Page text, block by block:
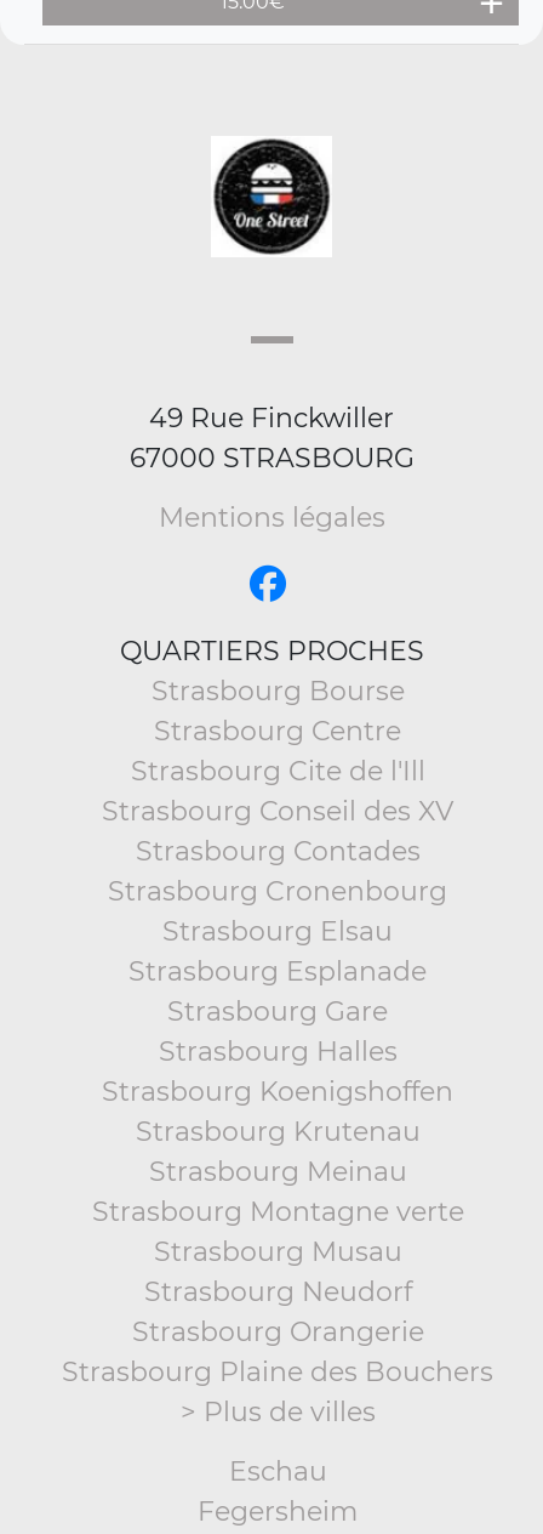
49 Rue Finckwiller
67000 STRASBOURG
Mentions légales
QUARTIERS PROCHES
Strasbourg Bourse
Strasbourg Centre
Strasbourg Cite de l'Ill
Strasbourg Conseil des XV
Strasbourg Contades
Strasbourg Cronenbourg
Strasbourg Elsau
Strasbourg Esplanade
Strasbourg Gare
Strasbourg Halles
Strasbourg Koenigshoffen
Strasbourg Krutenau
Strasbourg Meinau
Strasbourg Montagne verte
Strasbourg Musau
Strasbourg Neudorf
Strasbourg Orangerie
Strasbourg Plaine des Bouchers
> Plus de villes
Eschau
Fegersheim